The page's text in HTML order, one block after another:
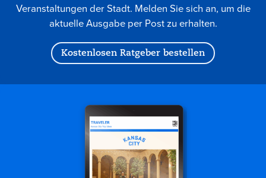
Veranstaltungen der Stadt. Melden Sie sich an, um die
aktuelle Ausgabe per Post zu erhalten.
Kostenlosen Ratgeber bestellen